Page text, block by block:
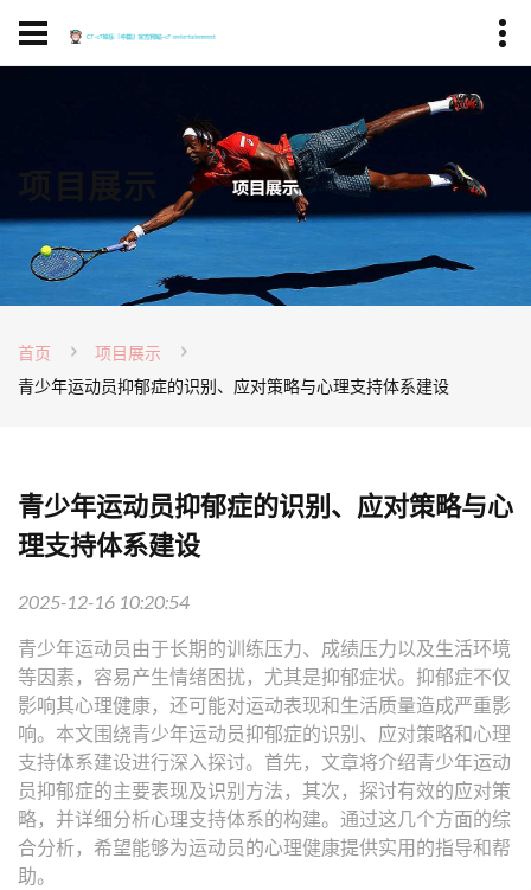
首页
项目展示
青少年运动员抑郁症的识别、应对策略与心理支持体系建设
青少年运动员抑郁症的识别、应对策略与心
理支持体系建设
2025-12-16 10:20:54
青少年运动员由于长期的训练压力、成绩压力以及生活环境
等因素，容易产生情绪困扰，尤其是抑郁症状。抑郁症不仅
影响其心理健康，还可能对运动表现和生活质量造成严重影
响。本文围绕青少年运动员抑郁症的识别、应对策略和心理
支持体系建设进行深入探讨。首先，文章将介绍青少年运动
员抑郁症的主要表现及识别方法，其次，探讨有效的应对策
略，并详细分析心理支持体系的构建。通过这几个方面的综
合分析，希望能够为运动员的心理健康提供实用的指导和帮
助。